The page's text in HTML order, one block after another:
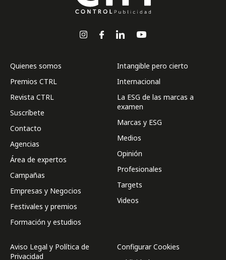
Quienes somos
Premios CTRL
Revista CTRL
Suscríbete
Contacto
Agencias
Área de expertos
Campañas
Empresas y Negocios
Festivales y premios
Formación y estudios
Intangible pero cierto
Internacional
La ESG de las marcas a
examen
Marcas y ESG
Medios
Opinión
Profesionales
Targets
Videos
Aviso Legal y Política de
Privacidad
Configurar Cookies